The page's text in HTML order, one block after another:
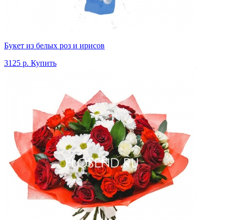
Букет из белых роз и ирисов
3125 р. Купить